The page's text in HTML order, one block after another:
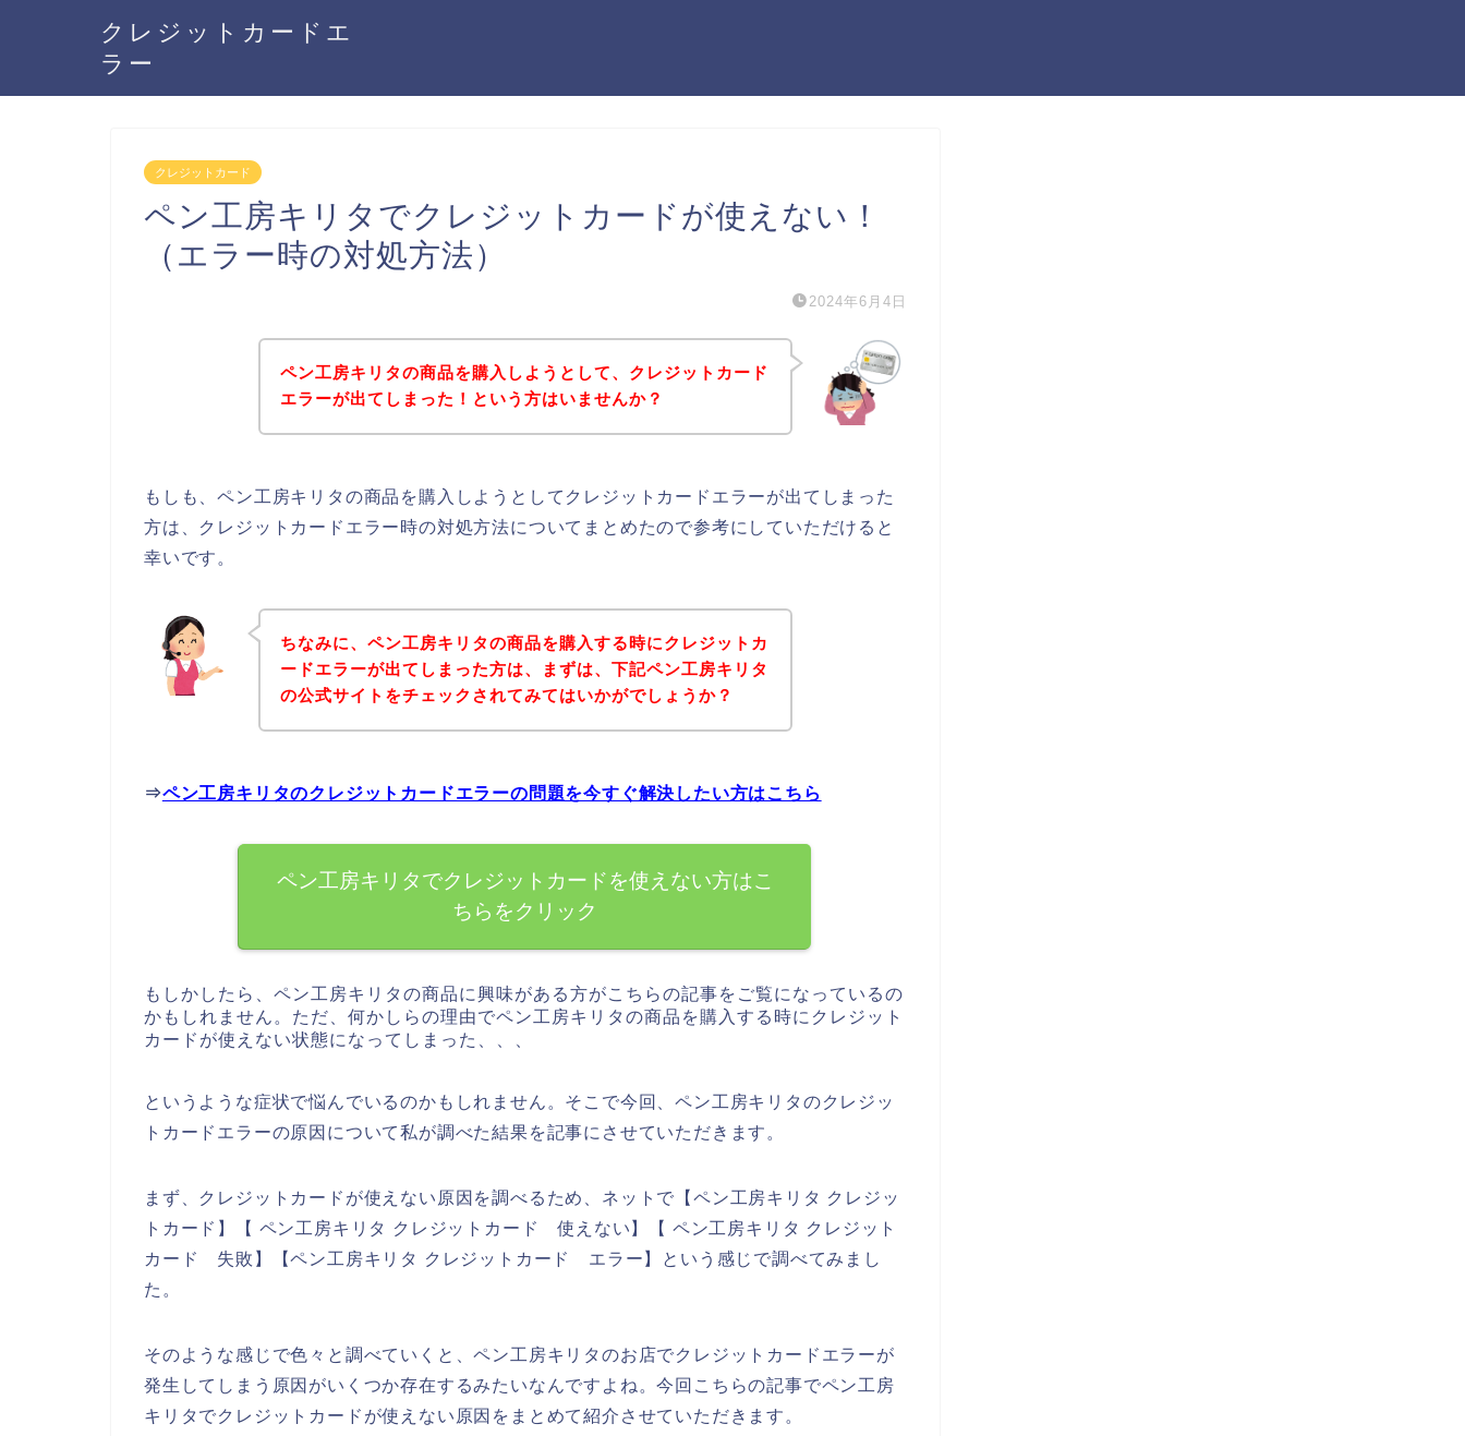
クレジットカードエ
ラー
クレジットカード
ペン工房キリタでクレジットカードが使えない！
（エラー時の対処方法）
2024年6月4日
ペン工房キリタの商品を購入しようとして、クレジットカード
エラーが出てしまった！という方はいませんか？
もしも、ペン工房キリタの商品を購入しようとしてクレジットカードエラーが出てしまった
方は、クレジットカードエラー時の対処方法についてまとめたので参考にしていただけると
幸いです。
ちなみに、ペン工房キリタの商品を購入する時にクレジットカ
ードエラーが出てしまった方は、まずは、下記ペン工房キリタ
の公式サイトをチェックされてみてはいかがでしょうか？
⇒ペン工房キリタのクレジットカードエラーの問題を今すぐ解決したい方はこちら
ペン工房キリタでクレジットカードを使えない方はこ
ちらをクリック
もしかしたら、ペン工房キリタの商品に興味がある方がこちらの記事をご覧になっているの
かもしれません。ただ、何かしらの理由でペン工房キリタの商品を購入する時にクレジット
カードが使えない状態になってしまった、、、
というような症状で悩んでいるのかもしれません。そこで今回、ペン工房キリタのクレジッ
トカードエラーの原因について私が調べた結果を記事にさせていただきます。
まず、クレジットカードが使えない原因を調べるため、ネットで【ペン工房キリタ クレジッ
トカード】【 ペン工房キリタ クレジットカード 使えない】【 ペン工房キリタ クレジット
カード 失敗】【ペン工房キリタ クレジットカード エラー】という感じで調べてみまし
た。
そのような感じで色々と調べていくと、ペン工房キリタのお店でクレジットカードエラーが
発生してしまう原因がいくつか存在するみたいなんですよね。今回こちらの記事でペン工房
キリタでクレジットカードが使えない原因をまとめて紹介させていただきます。